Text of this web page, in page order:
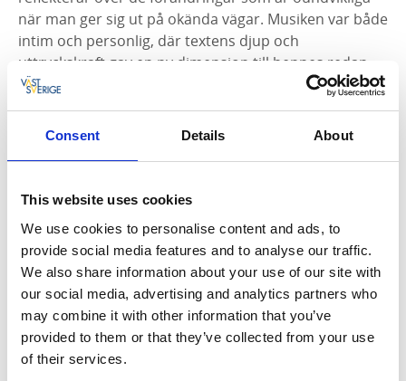
Consent Details About
This website uses cookies
We use cookies to personalise content and ads, to
provide social media features and to analyse our traffic.
We also share information about your use of our site with
our social media, advertising and analytics partners who
may combine it with other information that you’ve
provided to them or that they’ve collected from your use
of their services.
när man ger sig ut på okända vägar. Musiken var både
intim och personlig, där textens djup och
uttryckskraft gav en ny dimension till hennes redan
etablerade ljudvärld.
uppbygd kring känslan av att vara den udda fågeln –
lite eljest – med två olika kulturer från andra länder i
spelade musik, men som alltid stod lite utanför
Platinasäljande Lisa Miskovsky är en av musiksveriges
absolut mest etablerade artister och låtskrivare. Hon
har sålt över 200 000 album, vunnit två Grammisar,
erhållit fem Rockbjörnar och har, utöver sitt eget
artisteri, haft stora framgångar som låtskrivare åt
andra och varit en del av tonvis med samarbeten i alla